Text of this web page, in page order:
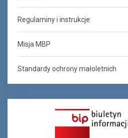
Regulaminy i instrukcje
Misja MBP
Standardy ochrony małoletnich